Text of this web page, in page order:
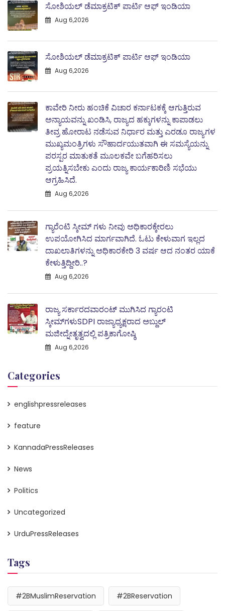
ಸೋಶಿಯಲ್ ಡೆಮಾಕ್ರಟಿಕ್ ಪಾರ್ಟಿ ಆಫ್ ಇಂಡಿಯಾ
Aug 6,2026
ಸೋಶಿಯಲ್ ಡೆಮಾಕ್ರಟಿಕ್ ಪಾರ್ಟಿ ಆಫ್ ಇಂಡಿಯಾ
Aug 6,2026
ಕಾವೇರಿ ನೀರು ಹಂಚಿಕೆ ವಿಚಾರ ಕರ್ನಾಟಕಕ್ಕೆ ಆಗುತ್ತಿರುವ
ಅನ್ಯಾಯವನ್ನು ಖಂಡಿಸಿ, ರಾಜ್ಯದ ಹಕ್ಕುಗಳನ್ನು ಕಾಪಾಡಲು
ತೀವ್ರ ಹೋರಾಟ ನಡೆಸುವ ನಿರ್ಧಾರ ಮತ್ತು ಎರಡೂ ರಾಜ್ಯಗಳ
ಮುಖ್ಯಮಂತ್ರಿಗಳು ಸೌಹಾರ್ದಯುತವಾಗಿ ಈ ಸಮಸ್ಯೆಯನ್ನು
ಪರಸ್ಪರ ಮಾತುಕತೆ ಮೂಲಕವೇ ಬಗೆಹರಿಸಲು
ಪ್ರಯತ್ನಿಸಬೇಕು ಎಂದು ರಾಜ್ಯ ಕಾರ್ಯಕಾರಿಣಿ ಸಭೆಯು
ಆಗ್ರಹಿಸಿದೆ.
Aug 6,2026
ಗ್ಯಾರೆಂಟಿ ಸ್ಕೀಮ್ ಗಳು ನೀವು ಅಧಿಕಾರಕ್ಕೇರಲು
ಉಪಯೋಗಿಸಿದ ಮಾರ್ಗವಾಗಿದೆ. ಓಟು ಕೇಳುವಾಗ ಇಲ್ಲದ
ದಾಖಲಾತಿಗಳನ್ನು ಅಧಿಕಾರಕೇರಿ 3 ವರ್ಷ ಆದ ನಂತರ ಯಾಕೆ
ಕೇಳುತ್ತಿದ್ದೀರಿ..?
Aug 6,2026
ರಾಜ್ಯ ಸರ್ಕಾರದವಾರಂಟ್ ಮುಗಿಸಿದ ಗ್ಯಾರಂಟಿ
ಸ್ಕೀಮ್‌ಗಳುSDPI ರಾಜ್ಯಾಧ್ಯಕ್ಷರಾದ ಅಬ್ದುಲ್
ಮಜೀದ್ನೇತೃತ್ವದಲ್ಲಿ ಪತ್ರಿಕಾಗೋಷ್ಠಿ
Aug 6,2026
Categories
englishpressreleases
feature
KannadaPressReleases
News
Politics
Uncategorized
UrduPressReleases
Tags
#2BMuslimReservation #2BReservation